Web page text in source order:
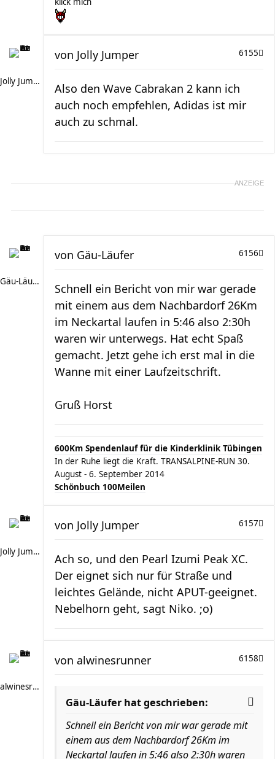
Jolly Jumper
6155
von Jolly Jumper
Also den Wave Cabrakan 2 kann ich
auch noch empfehlen, Adidas ist mir
auch zu schmal.
ANZEIGE
Gäu-Läufer
6156
von Gäu-Läufer
Schnell ein Bericht von mir war gerade
mit einem aus dem Nachbardorf 26Km
im Neckartal laufen in 5:46 also 2:30h
waren wir unterwegs. Hat echt Spaß
gemacht. Jetzt gehe ich erst mal in die
Wanne mit einer Laufzeitschrift.
Gruß Horst
600Km Spendenlauf für die Kinderklinik Tübingen
In der Ruhe liegt die Kraft. TRANSALPINE-RUN 30.
August - 6. September 2014
Schönbuch 100Meilen
Jolly Jumper
6157
von Jolly Jumper
Ach so, und den Pearl Izumi Peak XC.
Der eignet sich nur für Straße und
leichtes Gelände, nicht APUT-geeignet.
Nebelhorn geht, sagt Niko. ;o)
alwinesrunner
6158
von alwinesrunner
Gäu-Läufer hat geschrieben:
Schnell ein Bericht von mir war gerade mit
einem aus dem Nachbardorf 26Km im
Neckartal laufen in 5:46 also 2:30h waren